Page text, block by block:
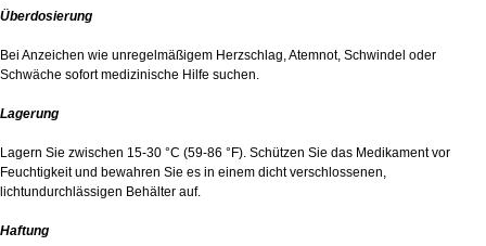
Überdosierung
Bei Anzeichen wie unregelmäßigem Herzschlag, Atemnot, Schwindel oder
Schwäche sofort medizinische Hilfe suchen.
Lagerung
Lagern Sie zwischen 15-30 °C (59-86 °F). Schützen Sie das Medikament vor
Feuchtigkeit und bewahren Sie es in einem dicht verschlossenen,
lichtundurchlässigen Behälter auf.
Haftung